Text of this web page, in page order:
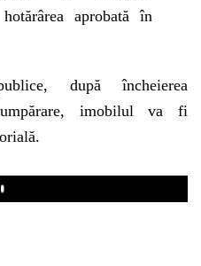
aprobată în
după încheierea
imobilul va fi
Play